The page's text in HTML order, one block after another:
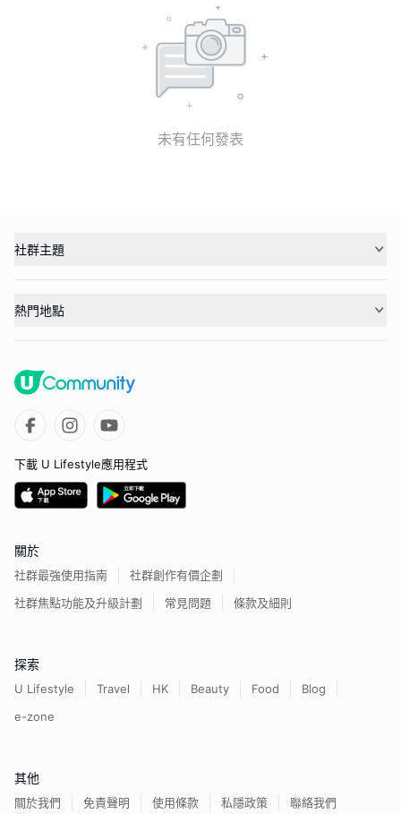
未有任何發表
社群主題
熱門地點
下載 U Lifestyle應用程式
關於
社群最強使用指南
社群創作有價企劃
社群焦點功能及升級計劃
常見問題 條款及細則
探索
U Lifestyle Travel HK Beauty Food
Blog
e-zone
其他
關於我們 免責聲明 使用條款 私隱政策 聯絡我們